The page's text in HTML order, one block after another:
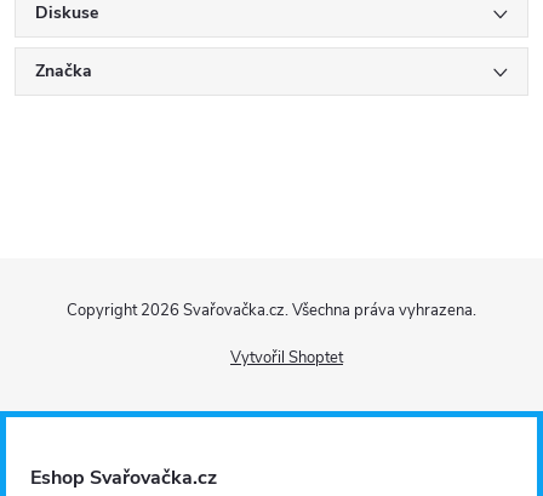
Diskuse
Značka
p
Vytvořil Shoptet
Copyright 2026 Svařovačka.cz. Všechna práva vyhrazena.
Eshop Svařovačka.cz